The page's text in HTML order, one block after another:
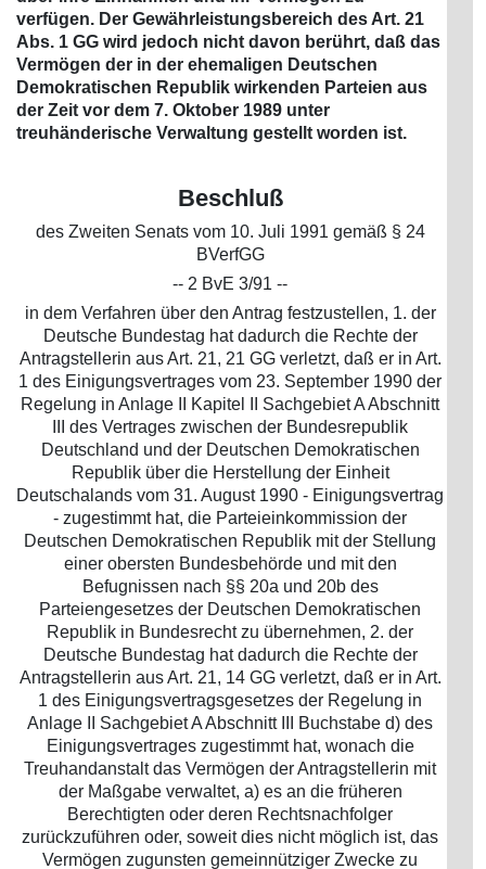
verfügen. Der Gewährleistungsbereich des Art. 21
Abs. 1 GG wird jedoch nicht davon berührt, daß das
Vermögen der in der ehemaligen Deutschen
Demokratischen Republik wirkenden Parteien aus
der Zeit vor dem 7. Oktober 1989 unter
treuhänderische Verwaltung gestellt worden ist.
Beschluß
des Zweiten Senats vom 10. Juli 1991 gemäß § 24
BVerfGG
-- 2 BvE 3/91 --
in dem Verfahren über den Antrag festzustellen, 1. der
Deutsche Bundestag hat dadurch die Rechte der
Antragstellerin aus Art. 21, 21 GG verletzt, daß er in Art.
1 des Einigungsvertrages vom 23. September 1990 der
Regelung in Anlage II Kapitel II Sachgebiet A Abschnitt
III des Vertrages zwischen der Bundesrepublik
Deutschland und der Deutschen Demokratischen
Republik über die Herstellung der Einheit
Deutschalands vom 31. August 1990 - Einigungsvertrag
- zugestimmt hat, die Parteieinkommission der
Deutschen Demokratischen Republik mit der Stellung
einer obersten Bundesbehörde und mit den
Befugnissen nach §§ 20a und 20b des
Parteiengesetzes der Deutschen Demokratischen
Republik in Bundesrecht zu übernehmen, 2. der
Deutsche Bundestag hat dadurch die Rechte der
Antragstellerin aus Art. 21, 14 GG verletzt, daß er in Art.
1 des Einigungsvertragsgesetzes der Regelung in
Anlage II Sachgebiet A Abschnitt III Buchstabe d) des
Einigungsvertrages zugestimmt hat, wonach die
Treuhandanstalt das Vermögen der Antragstellerin mit
der Maßgabe verwaltet, a) es an die früheren
Berechtigten oder deren Rechtsnachfolger
zurückzuführen oder, soweit dies nicht möglich ist, das
Vermögen zugunsten gemeinnütziger Zwecke zu